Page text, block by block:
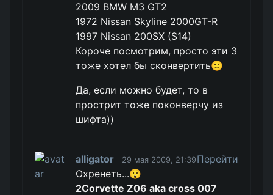
2009 BMW M3 GT2
1972 Nissan Skyline 2000GT-R
1997 Nissan 200SX (S14)
Короче посмотрим, просто эти 3
тоже хотел бы сконвертить🙂
Да, если можно будет, то в
прострит тоже поконверчу из
шифта))
alligator 29 мая 2009, 21:39 Перейти
Охренеть...😲
2Corvette Z06 aka cross 007